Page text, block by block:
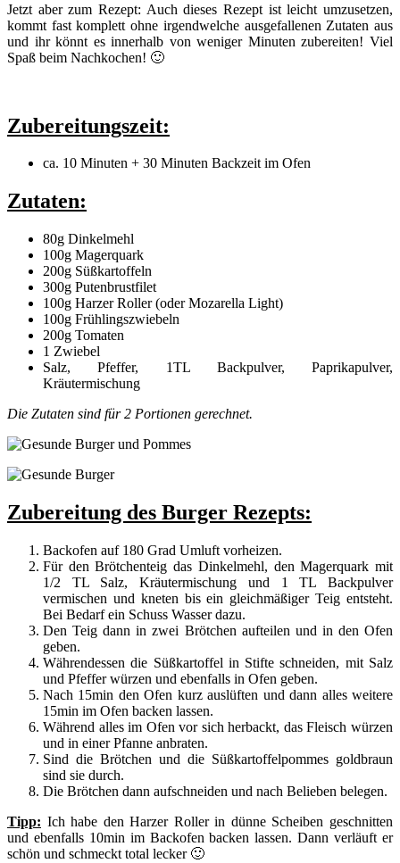
Jetzt aber zum Rezept: Auch dieses Rezept ist leicht umzusetzen,
kommt fast komplett ohne irgendwelche ausgefallenen Zutaten aus
und ihr könnt es innerhalb von weniger Minuten zubereiten! Viel
Spaß beim Nachkochen! 🙂
Zubereitungszeit:
ca. 10 Minuten + 30 Minuten Backzeit im Ofen
Zutaten:
80g Dinkelmehl
100g Magerquark
200g Süßkartoffeln
300g Putenbrustfilet
100g Harzer Roller (oder Mozarella Light)
100g Frühlingszwiebeln
200g Tomaten
1 Zwiebel
Salz, Pfeffer, 1TL Backpulver, Paprikapulver,
Kräutermischung
Die Zutaten sind für 2 Portionen gerechnet.
Zubereitung des Burger Rezepts:
Backofen auf 180 Grad Umluft vorheizen.
Für den Brötchenteig das Dinkelmehl, den Magerquark mit
1/2 TL Salz, Kräutermischung und 1 TL Backpulver
vermischen und kneten bis ein gleichmäßiger Teig entsteht.
Bei Bedarf ein Schuss Wasser dazu.
Den Teig dann in zwei Brötchen aufteilen und in den Ofen
geben.
Währendessen die Süßkartoffel in Stifte schneiden, mit Salz
und Pfeffer würzen und ebenfalls in Ofen geben.
Nach 15min den Ofen kurz auslüften und dann alles weitere
15min im Ofen backen lassen.
Während alles im Ofen vor sich herbackt, das Fleisch würzen
und in einer Pfanne anbraten.
Sind die Brötchen und die Süßkartoffelpommes goldbraun
sind sie durch.
Die Brötchen dann aufschneiden und nach Belieben belegen.
Tipp: Ich habe den Harzer Roller in dünne Scheiben geschnitten
und ebenfalls 10min im Backofen backen lassen. Dann verläuft er
schön und schmeckt total lecker 🙂